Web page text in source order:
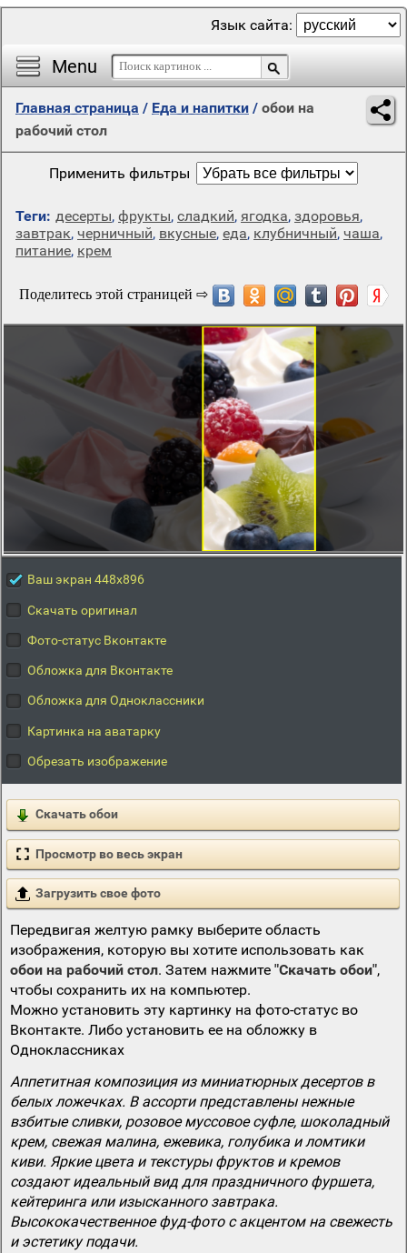
Menu
Язык сайта:
Главная страница / Еда и напитки / обои на
рабочий стол
Применить фильтры
Теги: десерты, фрукты, сладкий, ягодка, здоровья,
завтрак, черничный, вкусные, еда, клубничный, чаша,
питание, крем
Ваш экран 448x896
Скачать оригинал
Фото-статус Вконтакте
Обложка для Вконтакте
Обложка для Одноклассники
Картинка на аватарку
Обрезать изображение
Скачать обои
Просмотр во весь экран
Загрузить свое фото
Передвигая желтую рамку выберите область
изображения, которую вы хотите использовать как
обои на рабочий стол. Затем нажмите "Скачать обои",
чтобы сохранить их на компьютер.
Можно установить эту картинку на фото-статус во
Вконтакте. Либо установить ее на обложку в
Одноклассниках
Аппетитная композиция из миниатюрных десертов в
белых ложечках. В ассорти представлены нежные
взбитые сливки, розовое муссовое суфле, шоколадный
крем, свежая малина, ежевика, голубика и ломтики
киви. Яркие цвета и текстуры фруктов и кремов
создают идеальный вид для праздничного фуршета,
кейтеринга или изысканного завтрака.
Высококачественное фуд-фото с акцентом на свежесть
и эстетику подачи.